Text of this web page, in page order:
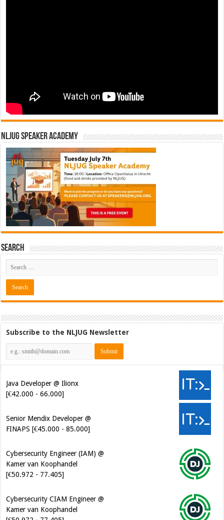
NLJUG Speaker Academy
Search
Subscribe to the NLJUG Newsletter
[€42.000 - 66.000]
FINAPS [€45.000 - 85.000]
Kamer van Koophandel
[€50.972 - 77.405]
Kamer van Koophandel
[€50.972 - 77.405]